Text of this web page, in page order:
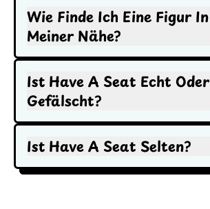
Wie Finde Ich Eine Figur In
Meiner Nähe?
Ist Have A Seat Echt Oder
Gefälscht?
Ist Have A Seat Selten?